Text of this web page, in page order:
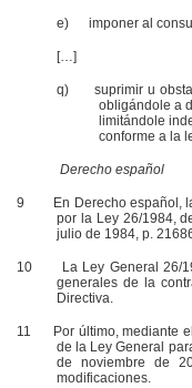
e) imponer al
[…]
q) suprimir u
obligándole a
limitándole
conforme a la
Derecho español
9 En Derecho español, la
por la Ley 26/1984,
julio de 1984, p.
10La Ley General 26/
generales de la
Directiva.
11 Por último, mediante el
de la Ley General
de noviembre de
modificaciones.